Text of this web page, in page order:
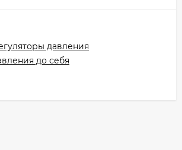
давления
до себя